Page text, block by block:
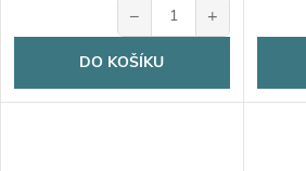
− +
DO KOŠÍKU